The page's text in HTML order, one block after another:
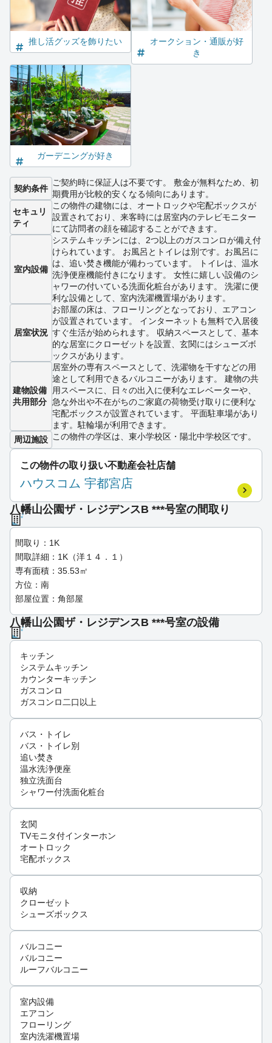
推し活グッズを飾りたい
オークション・通販が好
き
ガーデニングが好き
契約条件
ご契約時に保証人は不要です。 敷金が無料なため、初
期費用が比較的安くなる傾向にあります。
セキュリ
ティ
この物件の建物には、オートロックや宅配ボックスが
設置されており、来客時には居室内のテレビモニター
にて訪問者の顔を確認することができます。
室内設備
システムキッチンには、2つ以上のガスコンロが備え付
けられています。 お風呂とトイレは別です。お風呂に
は、追い焚き機能が備わっています。 トイレは、温水
洗浄便座機能付きになります。 女性に嬉しい設備のシ
ャワーの付いている洗面化粧台があります。 洗濯に便
利な設備として、室内洗濯機置場があります。
居室状況
お部屋の床は、フローリングとなっており、エアコン
が設置されています。 インターネットも無料で入居後
すぐ生活が始められます。 収納スペースとして、基本
的な居室にクローゼットを設置、玄関にはシューズボ
ックスがあります。
建物設備
共用部分
居室外の専有スペースとして、洗濯物を干すなどの用
途として利用できるバルコニーがあります。 建物の共
用スペースに、日々の出入に便利なエレベーターや、
急な外出や不在がちのご家庭の荷物受け取りに便利な
宅配ボックスが設置されています。 平面駐車場があり
ます。駐輪場が利用できます。
周辺施設 この物件の学区は、東小学校区・陽北中学校区です。
この物件の取り扱い不動産会社店舗
ハウスコム 宇都宮店
八幡山公園ザ・レジデンスB ***号室の間取り
間取り：1K
間取詳細：1K（洋１４．１）
専有面積：35.53㎡
方位：南
部屋位置：角部屋
八幡山公園ザ・レジデンスB ***号室の設備
キッチン
システムキッチン
カウンターキッチン
ガスコンロ
ガスコンロ二口以上
バス・トイレ
バス・トイレ別
追い焚き
温水洗浄便座
独立洗面台
シャワー付洗面化粧台
玄関
TVモニタ付インターホン
オートロック
宅配ボックス
収納
クローゼット
シューズボックス
バルコニー
バルコニー
ルーフバルコニー
室内設備
エアコン
フローリング
室内洗濯機置場